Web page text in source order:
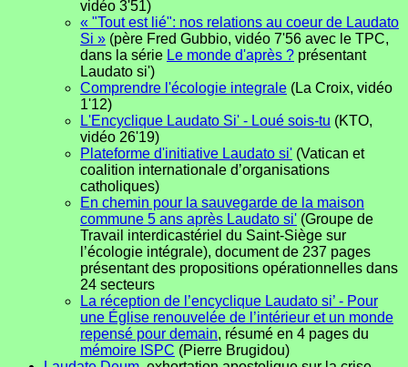
vidéo 3'51)
« "Tout est lié": nos relations au coeur de Laudato
Si » (père Fred Gubbio, vidéo 7'56 avec le TPC,
dans la série Le monde d'après ? présentant
Laudato si')
Comprendre l'écologie integrale (La Croix, vidéo
1'12)
L'Encyclique Laudato Si' - Loué sois-tu (KTO,
vidéo 26'19)
Plateforme d'initiative Laudato si' (Vatican et
coalition internationale d’organisations
catholiques)
En chemin pour la sauvegarde de la maison
commune 5 ans après Laudato si' (Groupe de
Travail interdicastériel du Saint-Siège sur
l’écologie intégrale), document de 237 pages
présentant des propositions opérationnelles dans
24 secteurs
La réception de l’encyclique Laudato si’ - Pour
une Église renouvelée de l’intérieur et un monde
repensé pour demain, résumé en 4 pages du
mémoire ISPC (Pierre Brugidou)